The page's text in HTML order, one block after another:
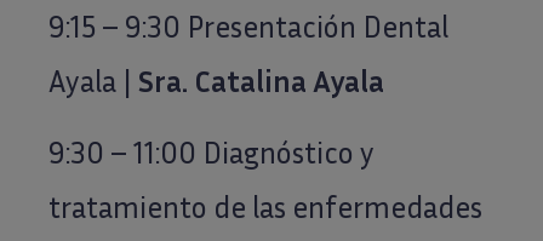
9:15 – 9:30 Presentación Dental
Ayala | Sra. Catalina Ayala
9:30 – 11:00 Diagnóstico y
tratamiento de las enfermedades